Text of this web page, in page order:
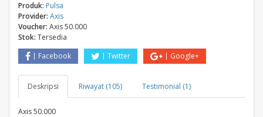
Produk: Pulsa
Provider: Axis
Voucher: Axis 50.000
Stok: Tersedia
Facebook
Twitter Google+
Deskripsi Riwayat (105) Testimonial (1)
Axis 50.000